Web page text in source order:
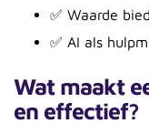
✅ Waarde
✅ AI als
Wat maakt
en effectief?